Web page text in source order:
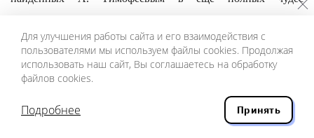
Таинственные, удивительные документы; свидетели
прошлого!.. Это, во-первых, три бессистемно записанных,
ретроспективных и параллельных друг другу перечня
стихотворений (у одного не хватает к тому же конца),
запроданных Кузминым в голодном 1918 году издателю Н.
Для улучшения работы сайта и его взаимодействия с
пользователями мы используем файлы cookies. Продолжая
использовать наш сайт, Вы соглашаетесь на обработку
файлов cookies.
Подробнее Принять